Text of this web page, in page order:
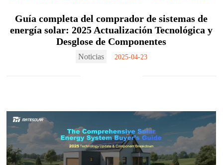
Guía completa del comprador de sistemas de
energía solar: 2025 Actualización Tecnológica y
Desglose de Componentes
Noticias 2025-04-23